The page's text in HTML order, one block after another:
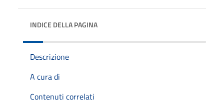
INDICE DELLA PAGINA
Descrizione
A cura di
Contenuti correlati